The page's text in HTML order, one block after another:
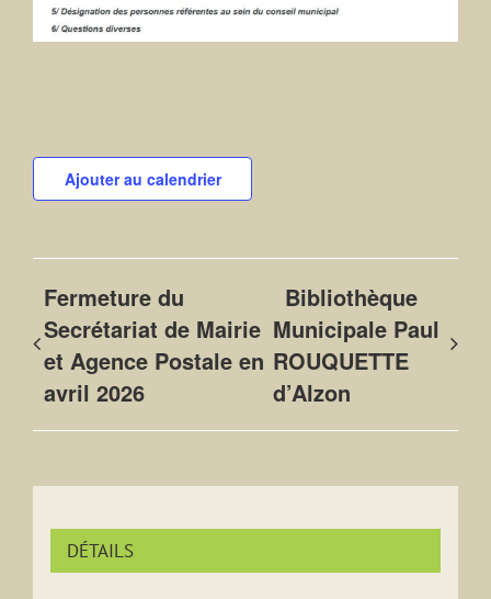
Ajouter au calendrier
Fermeture du
Secrétariat de Mairie
et Agence Postale en
avril 2026
Bibliothèque
Municipale Paul
ROUQUETTE
d’Alzon
DÉTAILS